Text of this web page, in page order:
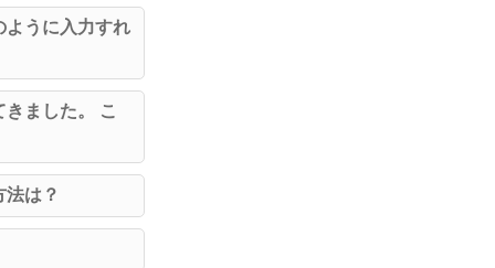
ように入力すれ
ました。 こ
は？